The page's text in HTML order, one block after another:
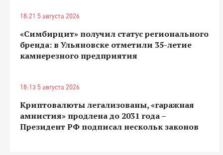
18:21 5 августа 2026
«Симбирцит» получил статус регионального
бренда: в Ульяновске отметили 35-летие
камнерезного предприятия
18:13 5 августа 2026
Криптовалюты легализованы, «гаражная
амнистия» продлена до 2031 года –
Президент РФ подписал нескольк законов